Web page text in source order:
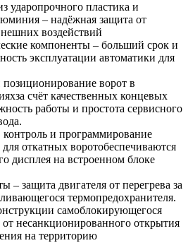
ударопрочного пластика и
– надёжная защита от
воздействий
компоненты – больший срок и
эксплуатации автоматики для
позиционирование ворот в
счёт качественных концевых
работы и простота сервисного
контроль и программирование
откатных воротобеспечиваются
дисплея на встроенном блоке
– защита двигателя от перегрева за
термопредохранителя.
самоблокирующегося
от несанкционированного открытия
на территорию